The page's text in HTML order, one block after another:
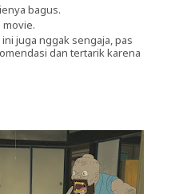
bagus.
juga nggak sengaja, pas
dan tertarik karena